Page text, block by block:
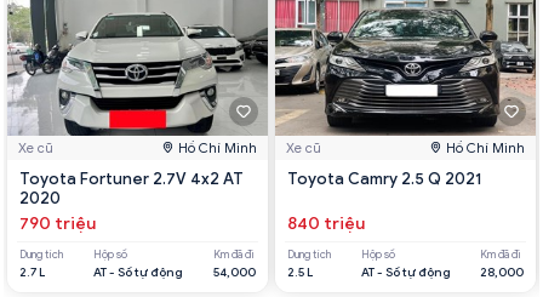
Xe cũ Hồ Chí Minh
Toyota Fortuner 2.7V 4x2 AT
2020
790 triệu
Dung tích
2.7 L
Hộp số
AT - Số tự động
Km đã đi
54,000
Xe cũ Hồ Chí Minh
Toyota Camry 2.5 Q 2021
840 triệu
Dung tích
2.5 L
Hộp số
AT - Số tự động
Km đã đi
28,000